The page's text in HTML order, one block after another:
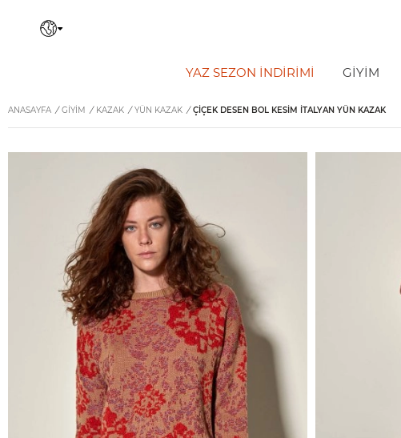
YAZ SEZON İNDIRIMI GİYİM
ANASAYFA / GİYİM / KAZAK / YÜN KAZAK / ÇIÇEK DESEN BOL KESIM İTALYAN YÜN KAZAK